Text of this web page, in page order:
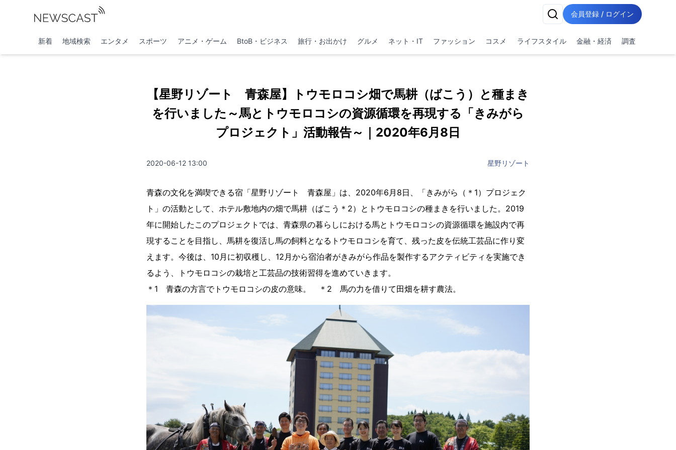
会員登録 / ログイン
新着 地域検索 エンタメ スポーツ アニメ・ゲーム BtoB・ビジネス 旅行・お出かけ グルメ ネット・IT ファッション コスメ ライフスタイル 金融・経済 調査
【星野リゾート 青森屋】トウモロコシ畑で馬耕（ばこう）と種まき
を行いました～馬とトウモロコシの資源循環を再現する「きみがら
プロジェクト」活動報告～｜2020年6月8日
2020-06-12 13:00 星野リゾート
青森の文化を満喫できる宿「星野リゾート 青森屋」は、2020年6月8日、「きみがら（＊1）プロジェク
ト」の活動として、ホテル敷地内の畑で馬耕（ばこう＊2）とトウモロコシの種まきを行いました。2019
年に開始したこのプロジェクトでは、青森県の暮らしにおける馬とトウモロコシの資源循環を施設内で再
現することを目指し、馬耕を復活し馬の飼料となるトウモロコシを育て、残った皮を伝統工芸品に作り変
えます。今後は、10月に初収穫し、12月から宿泊者がきみがら作品を製作するアクティビティを実施でき
るよう、トウモロコシの栽培と工芸品の技術習得を進めていきます。
＊1 青森の方言でトウモロコシの皮の意味。 ＊2 馬の力を借りて田畑を耕す農法。